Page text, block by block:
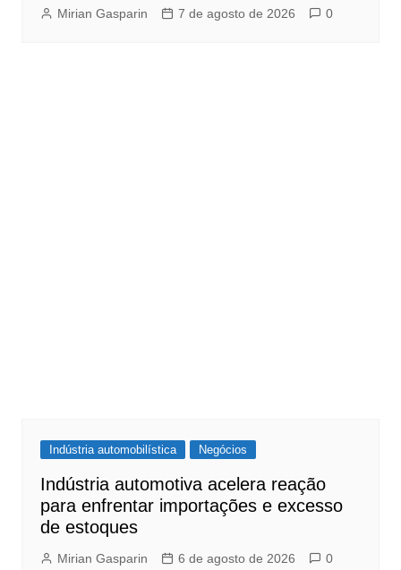
Mirian Gasparin 7 de agosto de 2026 0
Indústria automobilística Negócios
Indústria automotiva acelera reação
para enfrentar importações e excesso
de estoques
Mirian Gasparin 6 de agosto de 2026 0